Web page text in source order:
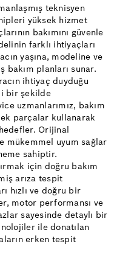
teknisyen
yüksek hizmet
bakımını güvenle
farklı ihtiyaçları
yaşına, modeline ve
bakım planları sunar.
ihtiyaç duyduğu
bir şekilde
uzmanlarımız, bakım
parçalar kullanarak
Orijinal
mükemmel uyum sağlar
sahiptir.
için doğru bakım
arıza tespit
hızlı ve doğru bir
motor performansı ve
sayesinde detaylı bir
ile donatılan
erken tespit